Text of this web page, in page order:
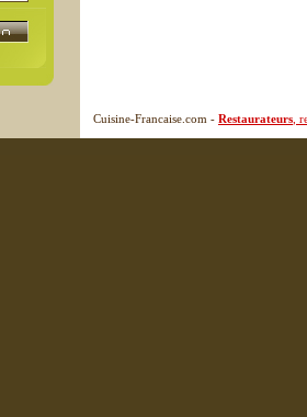
Cuisine-Francaise.com - Restaurateurs ,